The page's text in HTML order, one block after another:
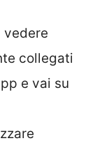
collegati
e vai su